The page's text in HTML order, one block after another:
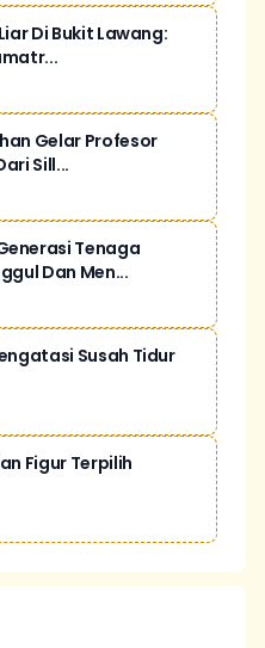
Di Bukit Lawang:
Gelar Profesor
Sill...
Tenaga
Dan Men...
Susah Tidur
Figur Terpilih